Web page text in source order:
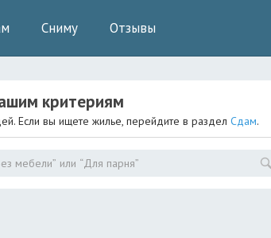
Сниму Отзывы
критериям
Если вы ищете жилье, перейдите в раздел Сдам.